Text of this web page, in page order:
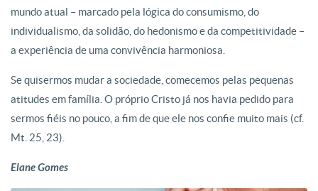
mundo atual – marcado pela lógica do consumismo, do
individualismo, da solidão, do hedonismo e da competitividade –
a experiência de uma convivência harmoniosa.
Se quisermos mudar a sociedade, comecemos pelas pequenas
atitudes em família. O próprio Cristo já nos havia pedido para
sermos fiéis no pouco, a fim de que ele nos confie muito mais (cf.
Mt. 25, 23).
Elane Gomes